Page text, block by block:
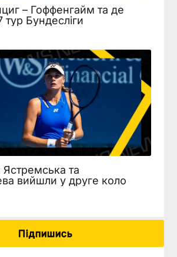
– Гоффенгайм та де
тур Бундесліги
та
вийшли у друге коло
Підпишись